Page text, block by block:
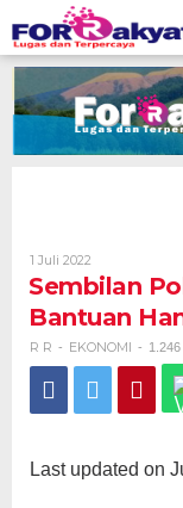
to
content
1 Juli 2022
R
Sembilan
Bantuan
R R - EKONOMI -
Last updated on